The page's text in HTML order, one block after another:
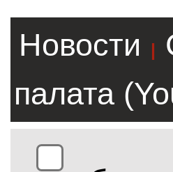
Новости |
палата